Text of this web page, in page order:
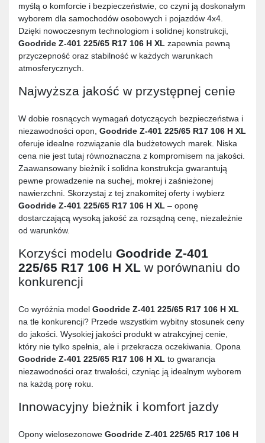
myślą o komforcie i bezpieczeństwie, co czyni ją doskonałym
wyborem dla samochodów osobowych i pojazdów 4x4.
Dzięki nowoczesnym technologiom i solidnej konstrukcji,
Goodride Z-401 225/65 R17 106 H XL zapewnia pewną
przyczepność oraz stabilność w każdych warunkach
atmosferycznych.
Najwyższa jakość w przystępnej cenie
W dobie rosnących wymagań dotyczących bezpieczeństwa i
niezawodności opon, Goodride Z-401 225/65 R17 106 H XL
oferuje idealne rozwiązanie dla budżetowych marek. Niska
cena nie jest tutaj równoznaczna z kompromisem na jakości.
Zaawansowany bieżnik i solidna konstrukcja gwarantują
pewne prowadzenie na suchej, mokrej i zaśnieżonej
nawierzchni. Skorzystaj z tej znakomitej oferty i wybierz
Goodride Z-401 225/65 R17 106 H XL – oponę
dostarczającą wysoką jakość za rozsądną cenę, niezależnie
od warunków.
Korzyści modelu Goodride Z-401
225/65 R17 106 H XL w porównaniu do
konkurencji
Co wyróżnia model Goodride Z-401 225/65 R17 106 H XL
na tle konkurencji? Przede wszystkim wybitny stosunek ceny
do jakości. Wysokiej jakości produkt w atrakcyjnej cenie,
który nie tylko spełnia, ale i przekracza oczekiwania. Opona
Goodride Z-401 225/65 R17 106 H XL to gwarancja
niezawodności oraz trwałości, czyniąc ją idealnym wyborem
na każdą porę roku.
Innowacyjny bieżnik i komfort jazdy
Opony wielosezonowe Goodride Z-401 225/65 R17 106 H